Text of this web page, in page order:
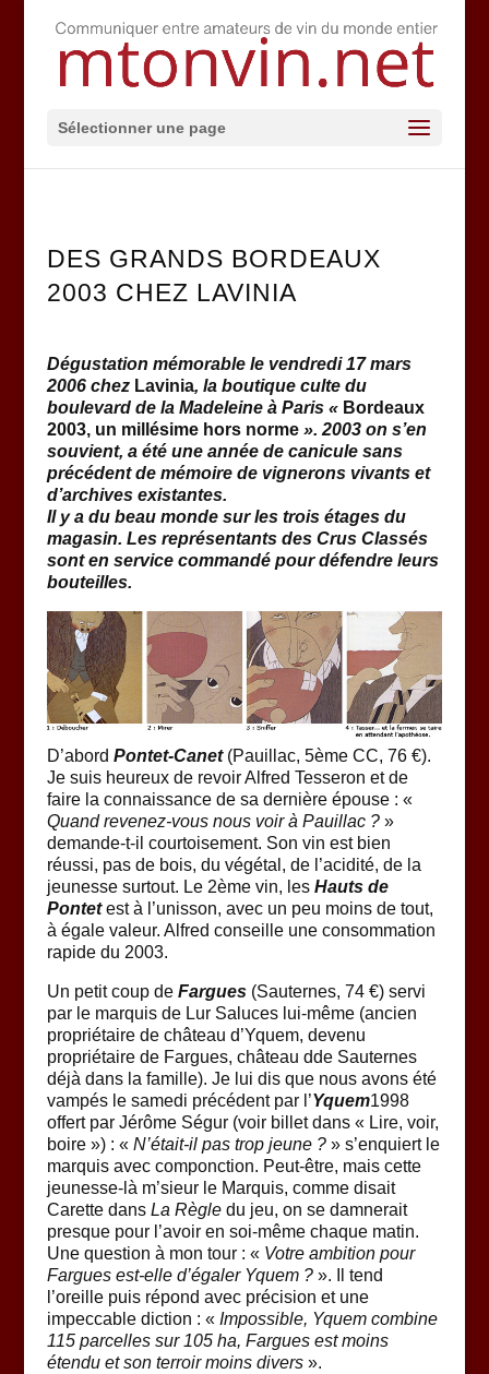
Sélectionner une page
DES GRANDS BORDEAUX
2003 CHEZ LAVINIA
Dégustation mémorable le vendredi 17 mars
2006 chez Lavinia, la boutique culte du
boulevard de la Madeleine à Paris « Bordeaux
2003, un millésime hors norme». 2003 on s’en
souvient, a été une année de canicule sans
précédent de mémoire de vignerons vivants et
d’archives existantes.
Il y a du beau monde sur les trois étages du
magasin. Les représentants des Crus Classés
sont en service commandé pour défendre leurs
bouteilles.
D’abord Pontet-Canet (Pauillac, 5ème CC, 76 €).
Je suis heureux de revoir Alfred Tesseron et de
faire la connaissance de sa dernière épouse : «
Quand revenez-vous nous voir à Pauillac ? »
demande-t-il courtoisement. Son vin est bien
réussi, pas de bois, du végétal, de l’acidité, de la
jeunesse surtout. Le 2ème vin, les Hauts de
Pontetest à l’unisson, avec un peu moins de tout,
à égale valeur. Alfred conseille une consommation
rapide du 2003.
Un petit coup de Fargues(Sauternes, 74 €) servi
par le marquis de Lur Saluces lui-même (ancien
propriétaire de château d’Yquem, devenu
propriétaire de Fargues, château dde Sauternes
déjà dans la famille). Je lui dis que nous avons été
vampés le samedi précédent par l’Yquem1998
offert par Jérôme Ségur (voir billet dans « Lire, voir,
boire ») : « N’était-il pas trop jeune ?» s’enquiert le
marquis avec componction. Peut-être, mais cette
jeunesse-là m’sieur le Marquis, comme disait
Carette dans La Règledu jeu, on se damnerait
presque pour l’avoir en soi-même chaque matin.
Une question à mon tour : « Votre ambition pour
Fargues est-elle d’égaler Yquem ?». Il tend
l’oreille puis répond avec précision et une
impeccable diction : « Impossible, Yquem combine
115 parcelles sur 105 ha, Fargues est moins
étendu et son terroir moins divers».